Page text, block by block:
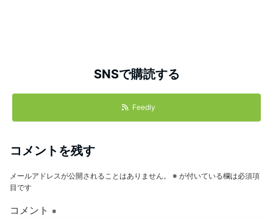
SNSで購読する
Feedly
コメントを残す
メールアドレスが公開されることはありません。 ※ が付いている欄は必須項
目です
コメント ※